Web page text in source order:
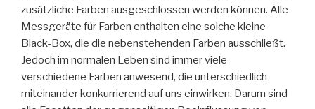
zusätzliche Farben ausgeschlossen werden können. Alle
Messgeräte für Farben enthalten eine solche kleine
Black-Box, die die nebenstehenden Farben ausschließt.
Jedoch im normalen Leben sind immer viele
verschiedene Farben anwesend, die unterschiedlich
miteinander konkurrierend auf uns einwirken. Darum sind